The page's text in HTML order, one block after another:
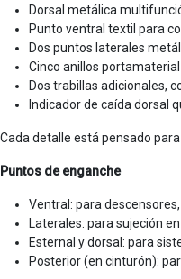
Dorsal metálica
Punto ventral textil para
Dos puntos laterales
Cinco anillos
Dos trabillas adicionales,
Indicador de caída dorsal
Cada detalle está pensado
Puntos de enganche
Ventral: para
Laterales: para sujeción
Esternal y dorsal: para
Posterior (en cinturón):